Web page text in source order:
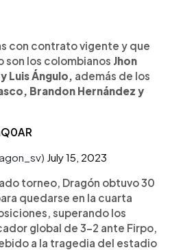
con contrato vigente y que
son los colombianos Jhon
Luis Ángulo, además de los
Brandon Hernández y
July 15, 2023
torneo, Dragón obtuvo 30
quedarse en la cuarta
superando los
global de 3-2 ante Firpo,
a la tragedia del estadio